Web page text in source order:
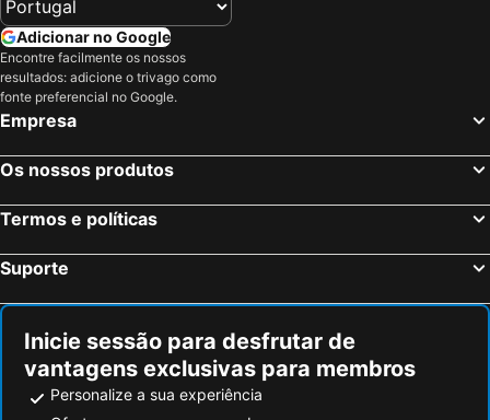
Adicionar no Google
Encontre facilmente os nossos
resultados: adicione o trivago como
fonte preferencial no Google.
Empresa
Os nossos produtos
Termos e políticas
Suporte
Inicie sessão para desfrutar de
vantagens exclusivas para membros
Personalize a sua experiência